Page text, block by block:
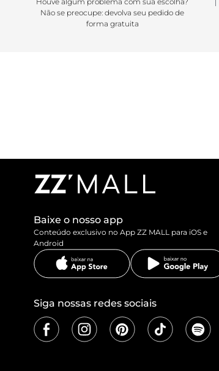
Não se preocupe: devolva seu pedido de
forma gratuita
Baixe o nosso app
Conteúdo exclusivo no App ZZ MALL para iOS e
Android
Siga nossas redes sociais